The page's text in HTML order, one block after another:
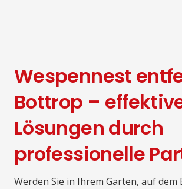
Wespennest
Bottrop –
Lösungen durch
professionelle
Werden Sie in Ihrem Garten, auf dem